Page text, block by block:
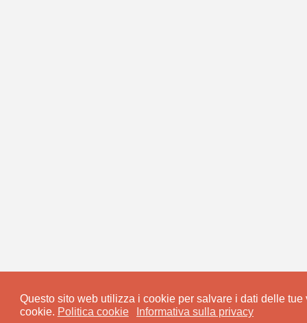
Questo sito web utilizza i cookie per salvare i dati delle
cookie. Politica cookie Informativa sulla privacy